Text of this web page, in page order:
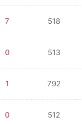
7 518
0 513
1 792
0 512